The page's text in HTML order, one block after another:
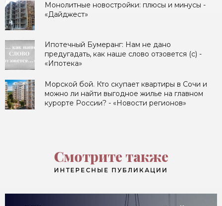
Монолитные новостройки: плюсы и минусы -
«Дайджест»
Ипотечный Бумеранг: Нам не дано
предугадать, как наше слово отзовется (с) -
«Ипотека»
Морской бой. Кто скупает квартиры в Сочи и
можно ли найти выгодное жилье на главном
курорте России? - «Новости регионов»
Смотрите также
ИНТЕРЕСНЫЕ ПУБЛИКАЦИИ